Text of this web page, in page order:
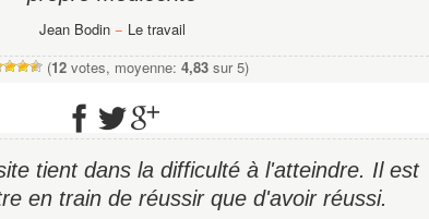
Jean Bodin − Le travail
(12votes, moyenne: 4,83sur 5)
tient dans la difficulté à l'atteindre. Il est
en train de réussir que d'avoir réussi.